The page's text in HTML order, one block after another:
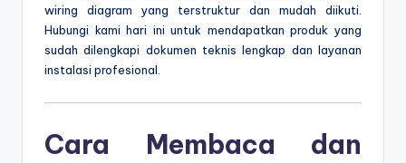
wiring diagram yang terstruktur dan mudah diikuti.
Hubungi kami hari ini untuk mendapatkan produk yang
sudah dilengkapi dokumen teknis lengkap dan layanan
instalasi profesional.
Cara Membaca dan